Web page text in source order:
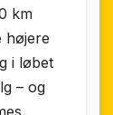
km
højere
i løbet
– og